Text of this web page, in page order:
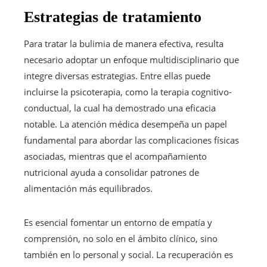
Estrategias de tratamiento
Para tratar la bulimia de manera efectiva, resulta
necesario adoptar un enfoque multidisciplinario que
integre diversas estrategias. Entre ellas puede
incluirse la psicoterapia, como la terapia cognitivo-
conductual, la cual ha demostrado una eficacia
notable. La atención médica desempeña un papel
fundamental para abordar las complicaciones físicas
asociadas, mientras que el acompañamiento
nutricional ayuda a consolidar patrones de
alimentación más equilibrados.
Es esencial fomentar un entorno de empatía y
comprensión, no solo en el ámbito clínico, sino
también en lo personal y social. La recuperación es